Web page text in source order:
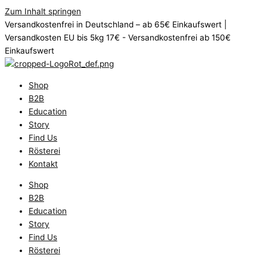
Zum Inhalt springen
Versandkostenfrei in Deutschland – ab 65€ Einkaufswert |
Versandkosten EU bis 5kg 17€ - Versandkostenfrei ab 150€
Einkaufswert
Shop
B2B
Education
Story
Find Us
Rösterei
Kontakt
Shop
B2B
Education
Story
Find Us
Rösterei